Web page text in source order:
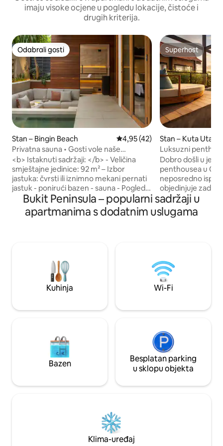
imaju visoke ocjene u pogledu lokacije, čistoće i
drugih kriterija.
Odabrali gosti
Odabrali gosti
Stan – Bingin Beach Prosječna ocjena: 4,95/5,
4,95 (42)
Privatna sauna • Gosti vole naše
gostoprimstvo • Bingin
<b> Istaknuti sadržaji: </b> - Veličina
smještajne jedinice: 92 m² – Izbor
jastuka: čvrsti ili iznimno mekani pernati
jastuk - ponirući bazen - sauna - Pogled
na vrt – voda filtrirana uobičajenim
postupkom koji se upotrebljava u
kućanstvu, sigurna za tuširanje i piće
Namijenjeno parovima ili samostalnim
putnicima koji traže miran luksuz i odmor
uz punu svjesnost. Dodajte još malo i
uživajte u dodatnom prostoru i
Superhost
Superhost
Stan – Kuta Utara
Luksuzni
privatnim
Dobro došli u
penthousea u
neposredno
objedinjuje
moderan dizajn i
živopisnoj balijskoj četvrti.
uz zvuk valova i
pronaći inspiraciju Nekoliko koraka od
kluba Finns
restorana,
balijskog načina
Bukit Peninsula – popularni sadržaji u
apartmanima s dodatnim uslugama
Kuhinja Wi-Fi
Bazen
Besplatan parking
u sklopu objekta
Klima-uređaj